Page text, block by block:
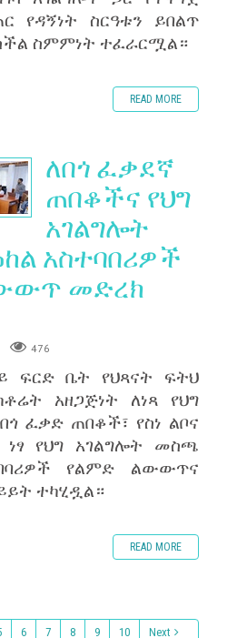
የዳኝነት ስርዓቱን ይበልጥ
ስምምነት ተፈራርሟል።
READ MORE
ለበጎ ፈቃደኛ
ጠበቆችና የህግ
አገልግሎት
አስተባበሪዎች
መድረክ
476
ፍርድ ቤት የህጻናት ፍትህ
አዘጋጅነት ለነጻ የህግ
ፈቃድ ጠበቆች፣ የስነ ልቦና
የህግ አገልግሎት መስጫ
የልምድ ልውውጥና
ተካሂዷል።
READ MORE
6 7 8 9 10 Next